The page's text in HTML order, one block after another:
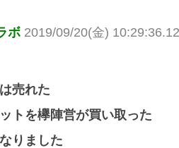
ボ 2019/09/20(金) 10:29:36.12
売れた
トを欅陣営が買い取った
りました